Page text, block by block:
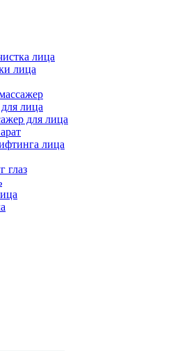
лица
лица
лица
для лица
лица
глаз